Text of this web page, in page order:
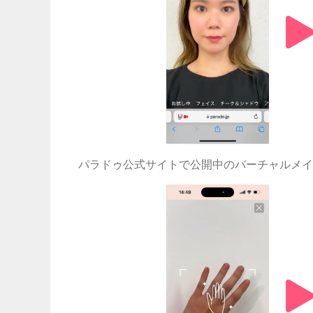
パラドゥ公式サイトで公開中のバーチャルメ